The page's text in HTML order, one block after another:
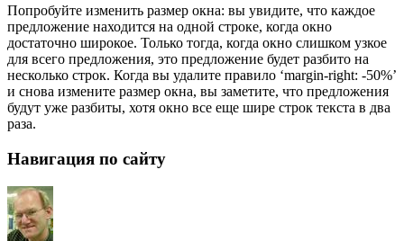
Попробуйте изменить размер окна: вы увидите, что каждое
предложение находится на одной строке, когда окно
достаточно широкое. Только тогда, когда окно слишком узкое
для всего предложения, это предложение будет разбито на
несколько строк. Когда вы удалите правило ‘margin-right: -50%’
и снова измените размер окна, вы заметите, что предложения
будут уже разбиты, хотя окно все еще шире строк текста в два
раза.
Навигация по сайту